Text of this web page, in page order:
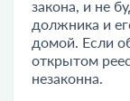
закона, и не
должника и
домой. Если
открытом
незаконна.